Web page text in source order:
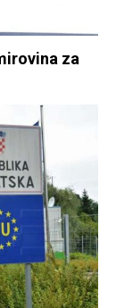
za